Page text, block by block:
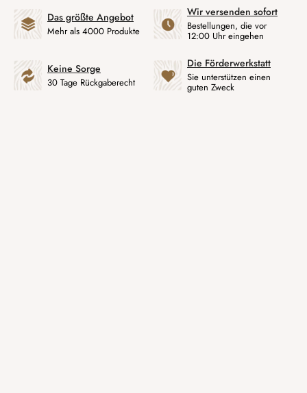
Das größte Angebot
Mehr als 4000 Produkte
Wir versenden sofort
Bestellungen, die vor
12:00 Uhr eingehen
Keine Sorge
30 Tage Rückgaberecht
Die Förderwerkstatt
Sie unterstützen einen
guten Zweck